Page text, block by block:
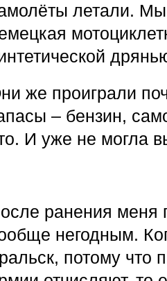
летали. Мы
же проиграли
– бензин,
И уже не могла
ранения меня
негодным.
потому что